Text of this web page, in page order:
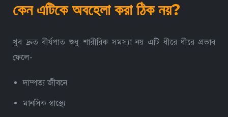
কেন এটিকে অবহেলা করা ঠিক নয়?
খুব দ্রুত বীর্যপাত শুধু শারীরিক সমস্যা নয় এটি ধীরে ধীরে প্রভাব
ফেলে-
দাম্পত্য জীবনে
মানসিক স্বাস্থ্যে